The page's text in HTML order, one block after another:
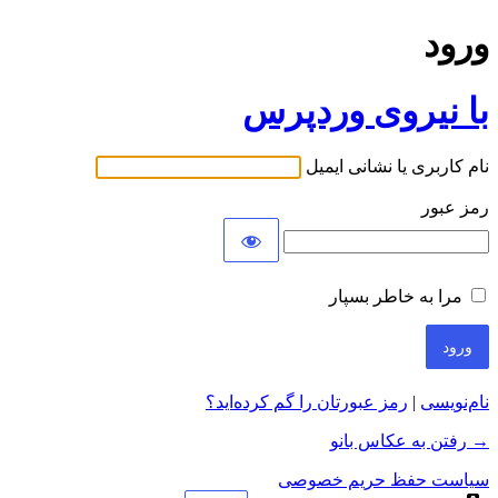
ورود
با نیروی وردپرس
نام کاربری یا نشانی ایمیل
رمز عبور
مرا به خاطر بسپار
نام‌نویسی | رمز عبورتان را گم کرده‌اید؟
→ رفتن به عکاس بانو
سیاست حفظ حریم خصوصی